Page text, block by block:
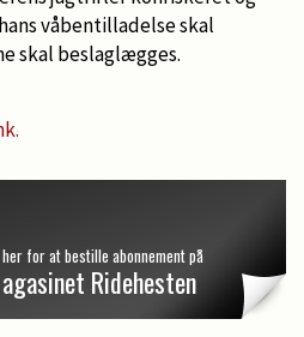
våbentilladelse skal
skal beslaglægges.
for at bestille abonnement på
Ridehesten